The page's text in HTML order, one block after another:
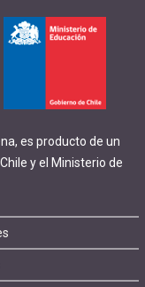
es producto de un
y el Ministerio de